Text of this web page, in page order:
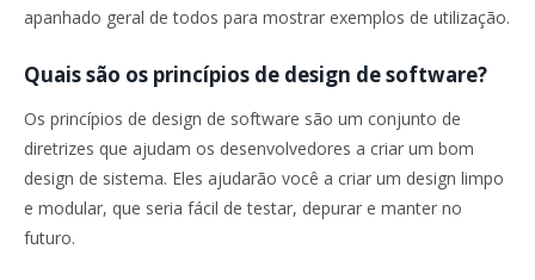
apanhado geral de todos para mostrar exemplos de utilização.
Quais são os princípios de design de software?
Os princípios de design de software são um conjunto de
diretrizes que ajudam os desenvolvedores a criar um bom
design de sistema. Eles ajudarão você a criar um design limpo
e modular, que seria fácil de testar, depurar e manter no
futuro.